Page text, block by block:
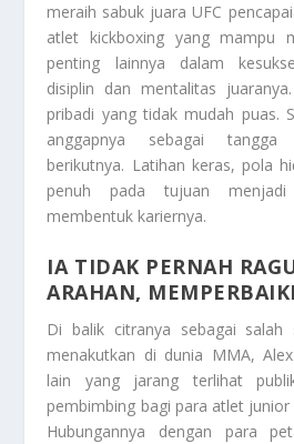
meraih sabuk juara UFC
atlet kickboxing yang mampu
penting lainnya dalam
disiplin dan mentalitas
pribadi yang tidak mudah puas.
anggapnya sebagai tangga
berikutnya. Latihan keras, pola
penuh pada tujuan
membentuk kariernya.
IA TIDAK PERNAH
ARAHAN,
Di balik citranya sebagai salah
menakutkan di dunia MMA,
lain yang jarang terlihat
pembimbing bagi para atlet
Hubungannya dengan para